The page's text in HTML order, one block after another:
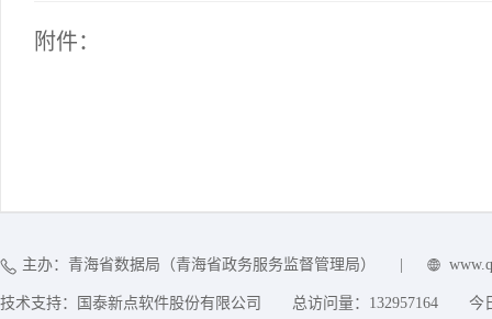
附件：
主办：青海省数据局（青海省政务服务监督管理局）
技术支持：国泰新点软件股份有限公司 总访问量： 132957164 今